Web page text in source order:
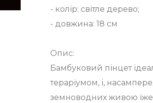
- колір: світле дерево;
- довжина: 18 см
Опис:
Бамбуковий пінцет
тераріумом, і,
земноводних живою